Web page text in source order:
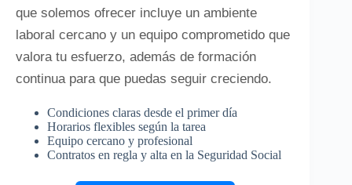
que solemos ofrecer incluye un ambiente
laboral cercano y un equipo comprometido que
valora tu esfuerzo, además de formación
continua para que puedas seguir creciendo.
Condiciones claras desde el primer día
Horarios flexibles según la tarea
Equipo cercano y profesional
Contratos en regla y alta en la Seguridad Social